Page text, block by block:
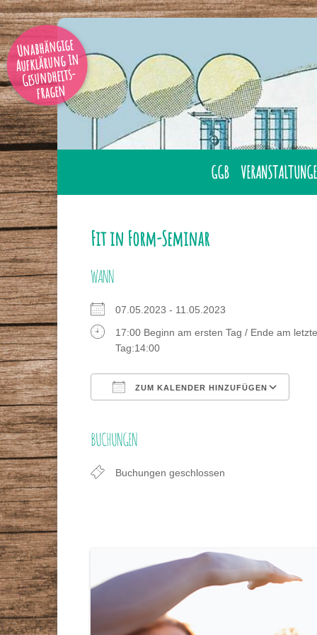
Unabhängige
Aufklärung in
Gesundheits-
fragen
GGB
IHRER NÄHE
STAMMTISCHE
ZEITSCHRIFT
PRESSE
Fit in Form-Seminar
WANN
07.05.2023 - 11.05.2023
17:00 Beginn am ersten Tag / Ende am
Tag:14:00
ZUM KALENDER HINZUFÜGEN
BUCHUNGEN
Buchungen geschlossen